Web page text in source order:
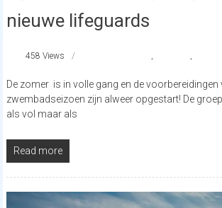
nieuwe lifeguards
458 Views , ,
De zomer is in volle gang en de voorbereidingen
zwembadseizoen zijn alweer opgestart! De
als vol maar als
Read more